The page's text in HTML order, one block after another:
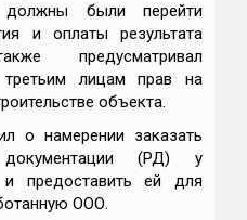
должны были перейти
и оплаты результата
предусматривал
лицам прав на
объекта.
о намерении заказать
документации (РД) у
и предоставить ей для
ООО.